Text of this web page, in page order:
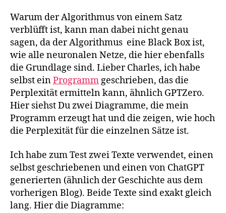
Warum der Algorithmus von einem Satz
verblüfft ist, kann man dabei nicht genau
sagen, da der Algorithmus eine Black Box ist,
wie alle neuronalen Netze, die hier ebenfalls
die Grundlage sind. Lieber Charles, ich habe
selbst einProgrammgeschrieben, das die
Perplexität ermitteln kann, ähnlich GPTZero.
Hier siehst Du zwei Diagramme, die mein
Programm erzeugt hat und die zeigen, wie hoch
die Perplexität für die einzelnen Sätze ist.
Ich habe zum Test zwei Texte verwendet, einen
selbst geschriebenen und einen von ChatGPT
generierten (ähnlich der Geschichte aus dem
vorherigen Blog). Beide Texte sind exakt gleich
lang. Hier die Diagramme: